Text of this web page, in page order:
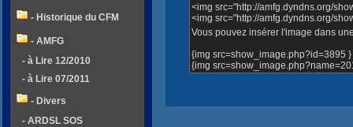
<img src="http://amfg.dyndns.org/
<img src="http://amfg.dyndns.org/
Vous pouvez insérer l'image dans
{img src=show_image.php?id=3895 }
{img
- Historique du CFM
- AMFG
- à Lire 12/2010
- à Lire 07/2011
- Divers
- ARDSL SOS